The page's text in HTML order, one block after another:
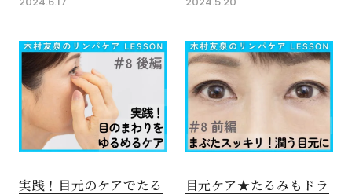
実践！目元のケアでたる
目元ケア★たるみもドラ